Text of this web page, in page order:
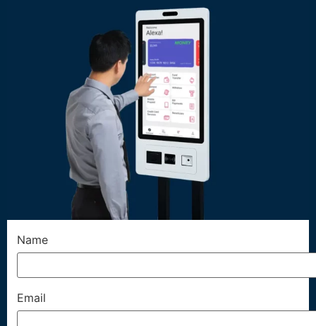
Name
Email